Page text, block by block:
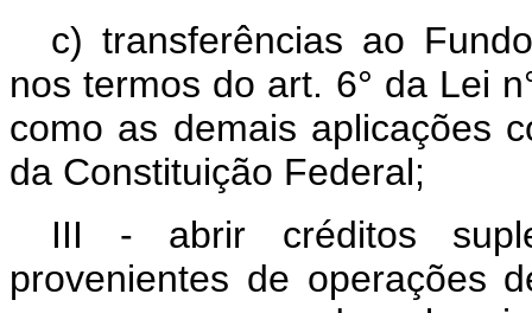
c) transferências ao
nos termos do art. 6° da Lei
como as demais aplicações
da Constituição Federal;
III - abrir créditos
provenientes de operações